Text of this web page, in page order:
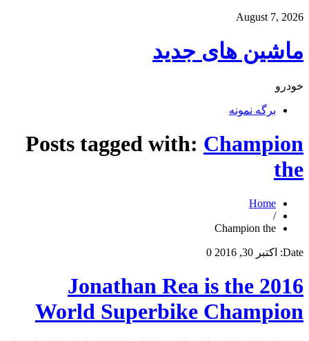
August 7, 2026
ماشین های جدید
خودرو
برگه نمونه
Posts tagged with: Champion
the
Home
/
Champion the
Date: اکتبر 30, 2016 0
Jonathan Rea is the 2016
World Superbike Champion